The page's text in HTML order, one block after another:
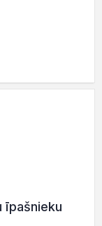
īpašnieku